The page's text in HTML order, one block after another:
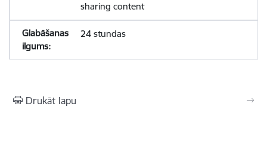
sharing content
24 stundas
Drukāt lapu